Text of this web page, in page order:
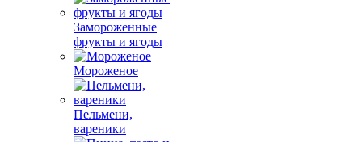
Замороженные
фрукты и ягоды
Мороженое
Пельмени,
вареники